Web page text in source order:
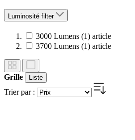
Luminosité filter
3000 Lumens (1) article
3700 Lumens (1) article
Grille Liste
Trier par :